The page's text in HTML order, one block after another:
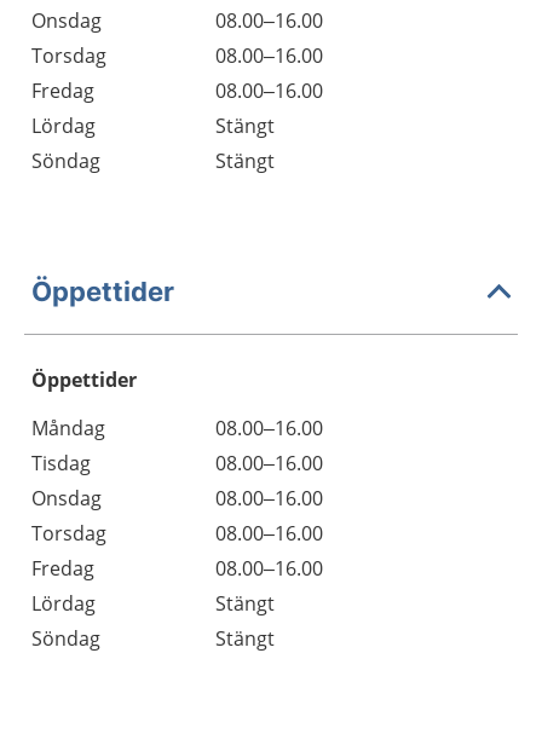
Onsdag
08.00–16.00
Torsdag
08.00–16.00
Fredag
08.00–16.00
Lördag
Stängt
Söndag
Stängt
Öppettider
Öppettider
Dag
Öppettider
Kommentarer
Måndag
08.00–16.00
Tisdag
08.00–16.00
Onsdag
08.00–16.00
Torsdag
08.00–16.00
Fredag
08.00–16.00
Lördag
Stängt
Söndag
Stängt